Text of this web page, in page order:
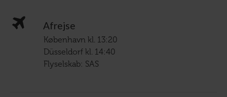
Afrejse
København kl. 13:20
Düsseldorf kl. 14:40
Flyselskab: SAS